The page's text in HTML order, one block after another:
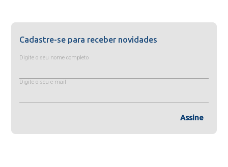
Cadastre-se para receber novidades
Digite o seu nome completo
Digite o seu e-mail
Assine